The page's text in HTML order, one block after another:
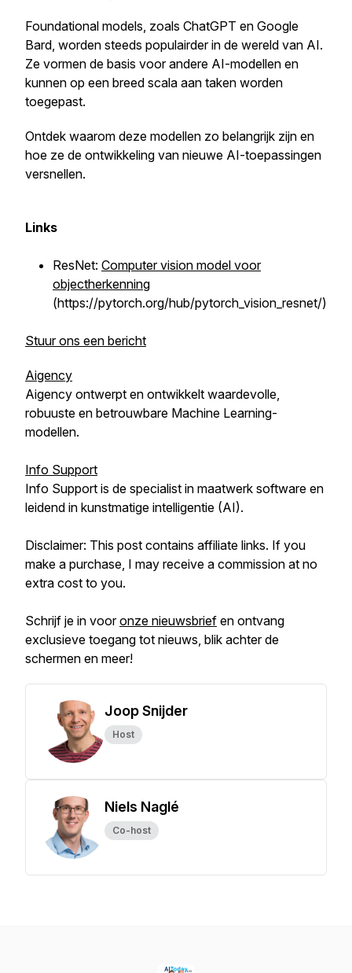
Foundational models, zoals ChatGPT en Google
Bard, worden steeds populairder in de wereld van AI.
Ze vormen de basis voor andere AI-modellen en
kunnen op een breed scala aan taken worden
toegepast.
Ontdek waarom deze modellen zo belangrijk zijn en
hoe ze de ontwikkeling van nieuwe AI-toepassingen
versnellen.
Links
ResNet: Computer vision model voor
objectherkenning
(https://pytorch.org/hub/pytorch_vision_resnet/)
Stuur ons een bericht
Aigency
Aigency ontwerpt en ontwikkelt waardevolle,
robuuste en betrouwbare Machine Learning-
modellen.
Info Support
Info Support is de specialist in maatwerk software en
leidend in kunstmatige intelligentie (AI).
Disclaimer: This post contains affiliate links. If you
make a purchase, I may receive a commission at no
extra cost to you.
Schrijf je in vooronze nieuwsbrief en ontvang
exclusieve toegang tot nieuws, blik achter de
schermen en meer!
Joop Snijder
Host
Niels Naglé
Co-host